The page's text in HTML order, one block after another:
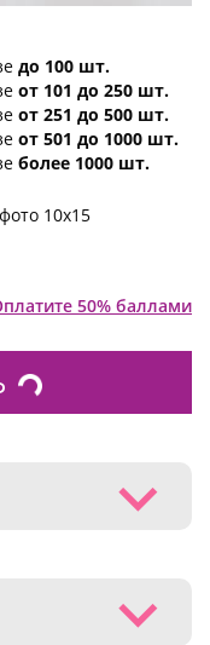
до 100 шт.
от 101 до 250 шт.
от 251 до 500 шт.
от 501 до 1000 шт.
более 1000 шт.
10х15
50% баллами